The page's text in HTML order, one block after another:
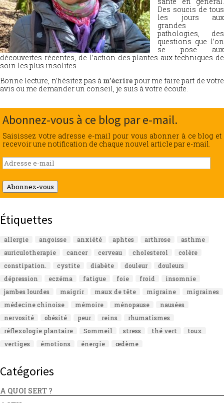
Des soucis de tous
les jours aux
grandes
pathologies, des
questions que l’on
se pose aux
découvertes récentes, de l’action des plantes aux techniques de
soin les plus insolites.
Bonne lecture, n’hésitez pas à m’écrire pour me faire part de votre
avis ou me demander un conseil, je suis à votre écoute.
Abonnez-vous à ce blog par e-mail.
Saisissez votre adresse e-mail pour vous abonner à ce blog et
recevoir une notification de chaque nouvel article par e-mail.
Adresse
e-
mail
Abonnez-vous
Étiquettes
allergie angoisse anxiété aphtes arthrose
asthme
auriculotherapie
cancer cerveau cholesterol
colère
constipation.
cystite diabète douleur
douleurs
dépression
eczéma fatigue foie froid
insomnie
jambes lourdes
maigrir maux de tête migraine
migraines
médecine chinoise
mémoire ménopause
nausées
nervosité
obésité peur reins
rhumatismes
réflexologie plantaire
Sommeil stress thé vert
toux
vertiges
émotions énergie œdème
Catégories
A QUOI SERT ?